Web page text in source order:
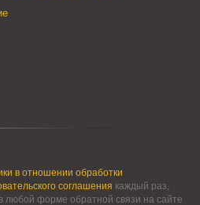
в отношении обработки
соглашения каждый раз,
любой форме обратной связи на сайте